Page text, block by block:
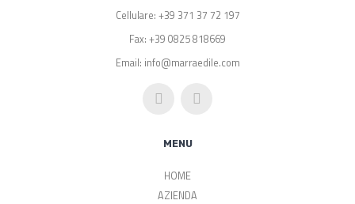
Cellulare: +39 371 37 72 197
Fax: +39 0825 818669
Email: info@marraedile.com
MENU
HOME
AZIENDA